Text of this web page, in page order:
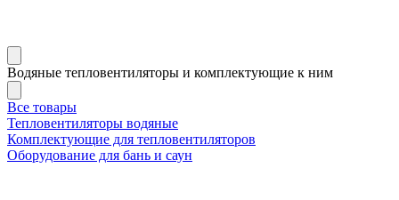
Водяные тепловентиляторы и комплектующие к ним
Все товары
Тепловентиляторы водяные
Комплектующие для тепловентиляторов
Оборудование для бань и саун